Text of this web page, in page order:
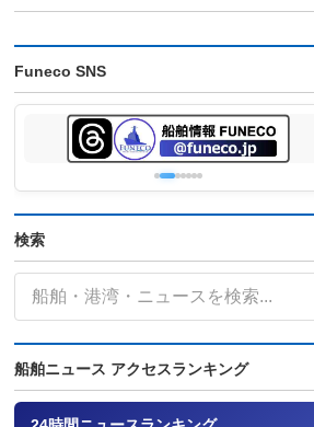
Funeco SNS
検索
船舶ニュース アクセスランキング